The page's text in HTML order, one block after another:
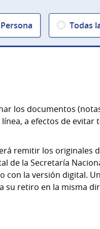
Todas
los documentos
a efectos de evitar
remitir los originales
de la Secretaría
con la versión digital.
su retiro en la misma